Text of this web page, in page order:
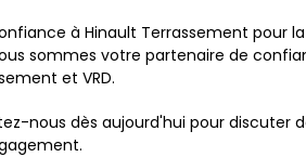
à Hinault Terrassement pour
sommes votre partenaire de
et VRD.
nous dès aujourd'hui pour discuter